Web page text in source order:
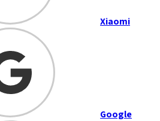
Xiaomi
Google